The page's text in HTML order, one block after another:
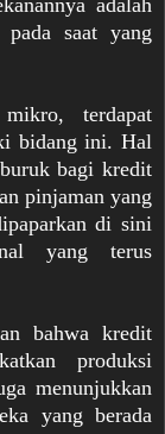
pada saat yang
terdapat
bidang ini. Hal
bagi kredit
pinjaman yang
di sini
yang terus
bahwa kredit
produksi
menunjukkan
yang berada